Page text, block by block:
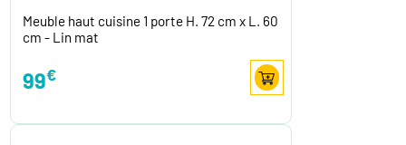
Meuble haut cuisine 1 porte H. 72 cm x L. 60
cm - Lin mat
99€